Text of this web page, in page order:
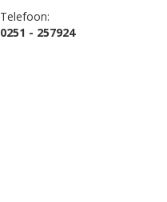
Telefoon:
0251 - 257924